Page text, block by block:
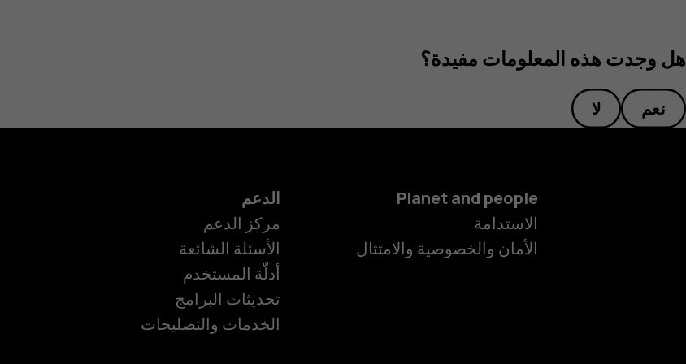
هل وجدت هذه المعلومات مفيدة؟
نعم لا
Planet and people
الاستدامة
الأمان والخصوصية والامتثال
الدعم
مركز الدعم
الأسئلة الشائعة
أدلّة المستخدم
تحديثات البرامج
الخدمات والتصليحات